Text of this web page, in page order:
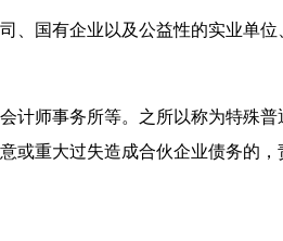
、国有企业以及公益性的实业单
计师事务所等。之所以称为特殊
或重大过失造成合伙企业债务的